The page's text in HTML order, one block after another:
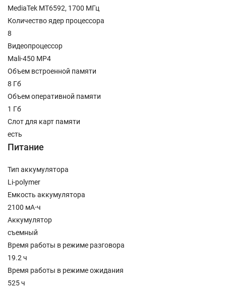
MediaTek MT6592, 1700 МГц
Количество ядер процессора
8
Видеопроцессор
Mali-450 MP4
Объем встроенной памяти
8 Гб
Объем оперативной памяти
1 Гб
Слот для карт памяти
есть
Питание
Тип аккумулятора
Li-polymer
Емкость аккумулятора
2100 мА⋅ч
Аккумулятор
съемный
Время работы в режиме разговора
19.2 ч
Время работы в режиме ожидания
525 ч